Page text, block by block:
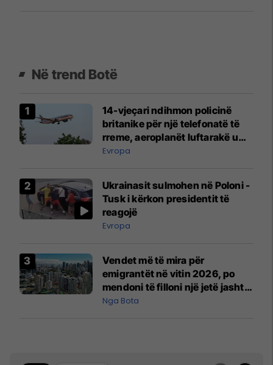
Në trend Botë
14-vjeçari ndihmon policinë
britanike për një telefonatë të
rreme, aeroplanët luftarakë u
ngritën në ajër për të
Mançesterit
Evropa
Ukrainasit sulmohen në Poloni -
Tusk i kërkon presidentit të
reagojë
Evropa
Vendet më të mira për
emigrantët në vitin 2026, po
mendoni të filloni një jetë jashtë
vendit?
Nga Bota